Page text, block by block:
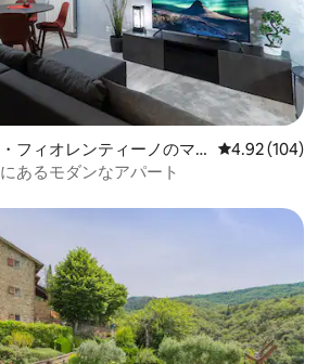
フィオレンティーノのマ
レビュー104
4.92 (104)
あるモダンなアパート